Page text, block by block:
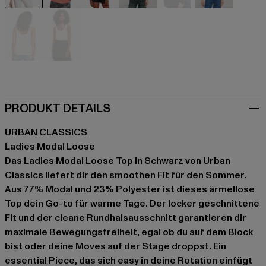
PRODUKT DETAILS
URBAN CLASSICS
Ladies Modal Loose
Das Ladies Modal Loose Top in Schwarz von Urban
Classics liefert dir den smoothen Fit für den Sommer.
Aus 77% Modal und 23% Polyester ist dieses ärmellose
Top dein Go-to für warme Tage. Der locker geschnittene
Fit und der cleane Rundhalsausschnitt garantieren dir
maximale Bewegungsfreiheit, egal ob du auf dem Block
bist oder deine Moves auf der Stage droppst. Ein
essential Piece, das sich easy in deine Rotation einfügt